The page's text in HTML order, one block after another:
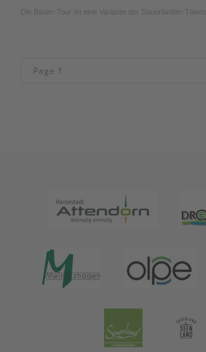
Die Bäder-Tour ist eine Variante der Sauerländer-